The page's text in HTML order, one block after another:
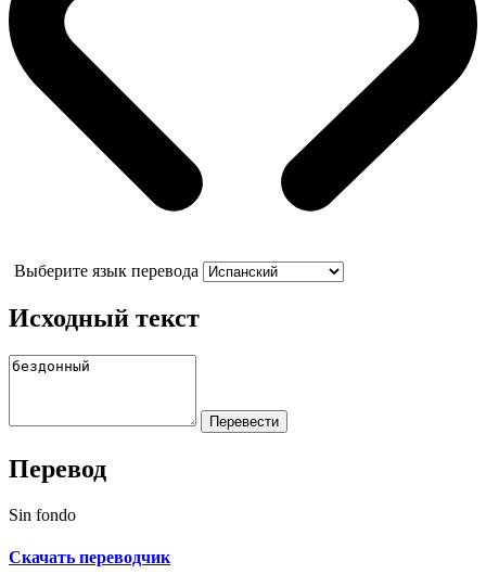
Выберите язык перевода
Исходный текст
Перевод
Sin fondo
Скачать переводчик